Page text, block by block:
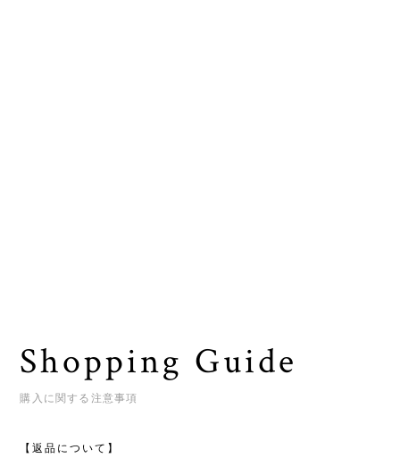
Shopping Guide
購入に関する注意事項
【返品について】